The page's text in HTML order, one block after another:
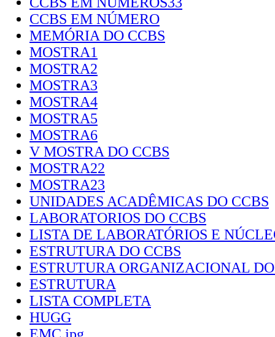
CCBS EM NÚMERO
MEMÓRIA DO CCBS
MOSTRA1
MOSTRA2
MOSTRA3
MOSTRA4
MOSTRA5
MOSTRA6
V MOSTRA DO CCBS
MOSTRA22
MOSTRA23
UNIDADES ACADÊMICAS DO CCBS
LABORATORIOS DO CCBS
LISTA DE LABORATÓRIOS E
ESTRUTURA DO CCBS
ESTRUTURA ORGANIZACIONAL
ESTRUTURA
LISTA COMPLETA
HUGG